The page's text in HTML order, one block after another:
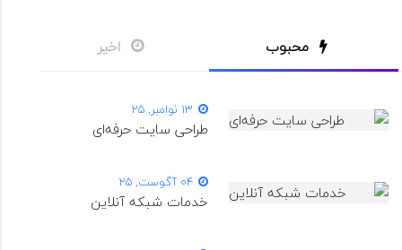
محبوب اخیر
13 نوامبر, 25
طراحی سایت حرفه‌ای
04 آگوست, 25
خدمات شبکه آنلاین